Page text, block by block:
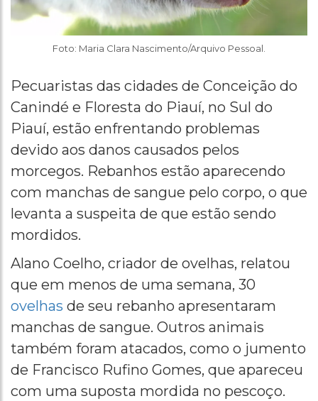
Foto: Maria Clara Nascimento/Arquivo Pessoal.
Pecuaristas das cidades de Conceição do
Canindé e Floresta do Piauí, no Sul do
Piauí, estão enfrentando problemas
devido aos danos causados pelos
morcegos. Rebanhos estão aparecendo
com manchas de sangue pelo corpo, o que
levanta a suspeita de que estão sendo
mordidos.
Alano Coelho, criador de ovelhas, relatou
que em menos de uma semana, 30
ovelhas de seu rebanho apresentaram
manchas de sangue. Outros animais
também foram atacados, como o jumento
de Francisco Rufino Gomes, que apareceu
com uma suposta mordida no pescoço.